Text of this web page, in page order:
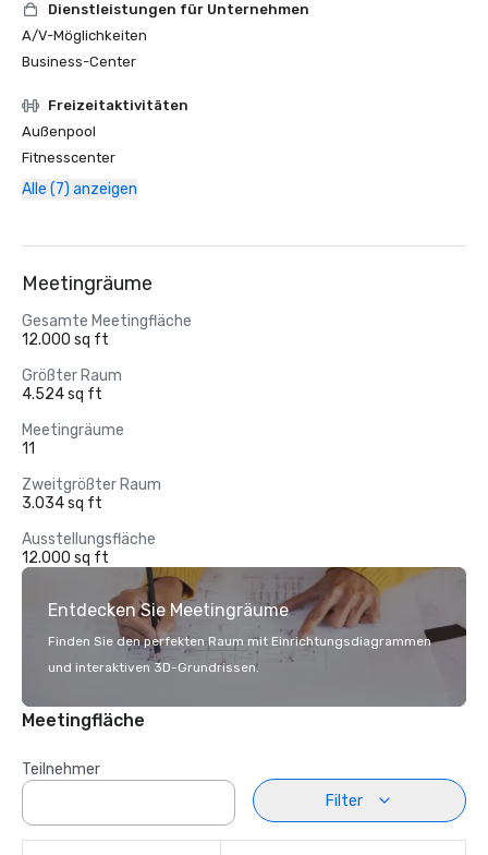
Dienstleistungen für Unternehmen
A/V-Möglichkeiten
Business-Center
Freizeitaktivitäten
Außenpool
Fitnesscenter
Alle (7) anzeigen
Meetingräume
Gesamte Meetingfläche
12.000 sq ft
Größter Raum
4.524 sq ft
Meetingräume
11
Zweitgrößter Raum
3.034 sq ft
Ausstellungsfläche
12.000 sq ft
Entdecken Sie Meetingräume
Finden Sie den perfekten Raum mit Einrichtungsdiagrammen
und interaktiven 3D-Grundrissen.
Meetingfläche
Teilnehmer
Filter